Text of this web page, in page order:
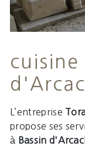
cuisine
L’entreprise
propose ses
à Bassin